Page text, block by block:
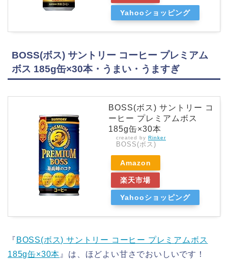
Yahooショッピング
BOSS(ボス) サントリー コーヒー プレミアム
ボス 185g缶×30本・うまい・うますぎ
BOSS(ボス) サントリー コ
ーヒー プレミアムボス
185g缶×30本
created by Rinker
BOSS(ボス)
Amazon
楽天市場
Yahooショッピング
『 BOSS(ボス) サントリー コーヒー プレミアムボス
185g缶×30本 』は、ほどよい甘さでおいしいです！